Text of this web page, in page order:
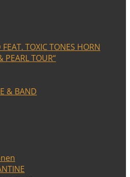
TOXIC TONES HORN
PEARL TOUR“
& BAND